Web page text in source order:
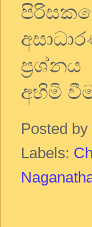
අහිමි
Posted by
Labels: